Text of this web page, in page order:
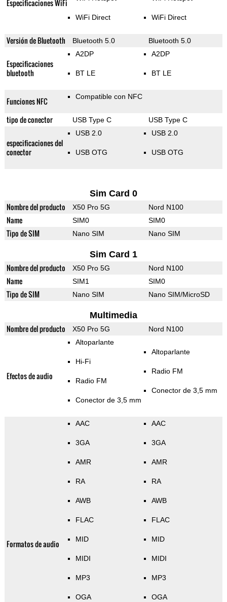
Especificaciones WiFi
WiFi Direct WiFi Direct
Versión de Bluetooth Bluetooth 5.0 Bluetooth 5.0
Especificaciones
bluetooth
A2DP
BT LE
A2DP
BT LE
Funciones NFC Compatible con NFC
tipo de conector USB Type C USB Type C
especificaciones del
conector
USB 2.0
USB OTG
USB 2.0
USB OTG
Sim Card 0
Nombre del producto X50 Pro 5G Nord N100
Name SIM0 SIM0
Tipo de SIM Nano SIM Nano SIM
Sim Card 1
Nombre del producto X50 Pro 5G Nord N100
Name SIM1 SIM0
Tipo de SIM Nano SIM Nano SIM/MicroSD
Multimedia
Nombre del producto X50 Pro 5G Nord N100
Efectos de audio
Altoparlante
Hi-Fi
Radio FM
Conector de 3,5 mm
Altoparlante
Radio FM
Conector de 3,5 mm
Formatos de audio
AAC
3GA
AMR
RA
AWB
FLAC
MID
MIDI
MP3
OGA
AAC
3GA
AMR
RA
AWB
FLAC
MID
MIDI
MP3
OGA